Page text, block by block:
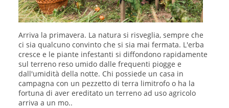
Arriva la primavera. La natura si risveglia, sempre che
ci sia qualcuno convinto che si sia mai fermata. L'erba
cresce e le piante infestanti si diffondono rapidamente
sul terreno reso umido dalle frequenti piogge e
dall'umidità della notte. Chi possiede un casa in
campagna con un pezzetto di terra limitrofo o ha la
fortuna di aver ereditato un terreno ad uso agricolo
arriva a un mo..